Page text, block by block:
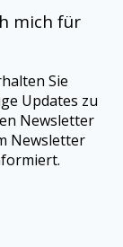
mich für
Sie
Updates zu
Newsletter
Newsletter